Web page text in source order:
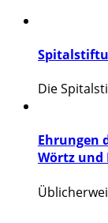
Die
Ehrungen
Wörtz und